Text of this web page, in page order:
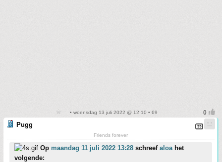
• woensdag 13 juli 2022 @ 12:10 • 69
Pugg
Friends forever
Op maandag 11 juli 2022 13:28 schreef aloahet
volgende: